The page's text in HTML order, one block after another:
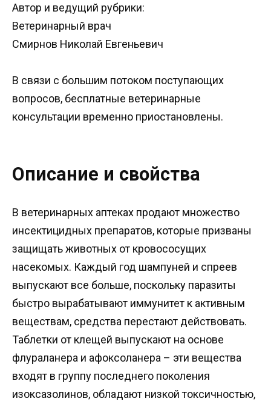
Автор и ведущий рубрики:
Ветеринарный врач
Смирнов Николай Евгеньевич
В связи с большим потоком поступающих
вопросов, бесплатные ветеринарные
консультации временно приостановлены.
Описание и свойства
В ветеринарных аптеках продают множество
инсектицидных препаратов, которые призваны
защищать животных от кровососущих
насекомых. Каждый год шампуней и спреев
выпускают все больше, поскольку паразиты
быстро вырабатывают иммунитет к активным
веществам, средства перестают действовать.
Таблетки от клещей выпускают на основе
флураланера и афоксоланера – эти вещества
входят в группу последнего поколения
изоксазолинов, обладают низкой токсичностью,